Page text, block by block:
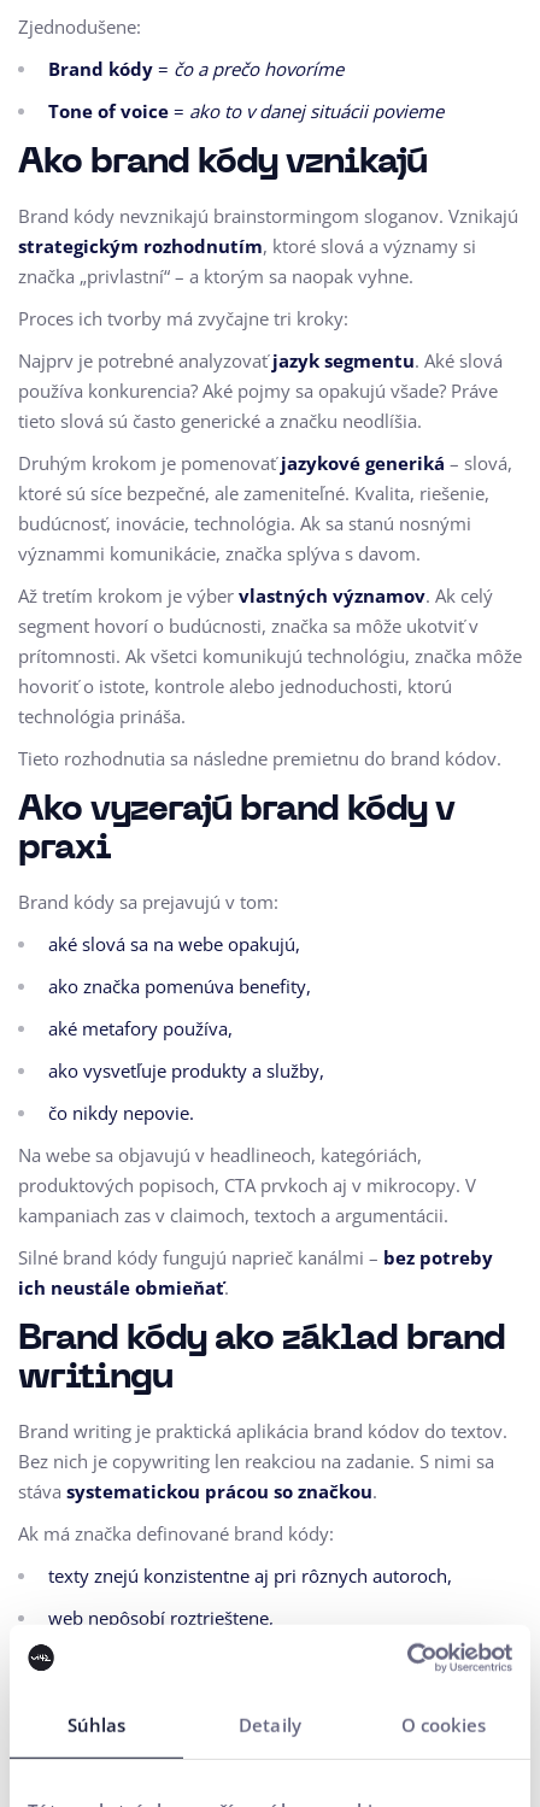
Súhlas Detaily O cookies
Zjednodušene:
Brand kódy = čo a prečo hovoríme
Tone of voice = ako to v danej situácii povieme
Ako brand kódy vznikajú
Brand kódy nevznikajú brainstormingom sloganov. Vznikajú
strategickým rozhodnutím, ktoré slová a významy si
značka „privlastní“ – a ktorým sa naopak vyhne.
Proces ich tvorby má zvyčajne tri kroky:
Najprv je potrebné analyzovaťjazyk segmentu. Aké slová
používa konkurencia? Aké pojmy sa opakujú všade? Práve
tieto slová sú často generické a značku neodlíšia.
Druhým krokom je pomenovaťjazykové generiká – slová,
ktoré sú síce bezpečné, ale zameniteľné. Kvalita, riešenie,
budúcnosť, inovácie, technológia. Ak sa stanú nosnými
význammi komunikácie, značka splýva s davom.
Až tretím krokom je výber vlastných významov. Ak celý
segment hovorí o budúcnosti, značka sa môže ukotviť v
prítomnosti. Ak všetci komunikujú technológiu, značka môže
hovoriť o istote, kontrole alebo jednoduchosti, ktorú
technológia prináša.
Tieto rozhodnutia sa následne premietnu do brand kódov.
Ako vyzerajú brand kódy v
praxi
Brand kódy sa prejavujú v tom:
aké slová sa na webe opakujú,
ako značka pomenúva benefity,
aké metafory používa,
ako vysvetľuje produkty a služby,
čo nikdy nepovie.
Na webe sa objavujú v headlineoch, kategóriách,
produktových popisoch, CTA prvkoch aj v mikrocopy. V
kampaniach zas v claimoch, textoch a argumentácii.
Silné brand kódy fungujú naprieč kanálmi – bez potreby
ich neustále obmieňať.
Brand kódy ako základ brand
writingu
Brand writing je praktická aplikácia brand kódov do textov.
Bez nich je copywriting len reakciou na zadanie. S nimi sa
stáva systematickou prácou so značkou.
Ak má značka definované brand kódy:
texty znejú konzistentne aj pri rôznych autoroch,
web nepôsobí roztrieštene,
komunikácia je rozpoznateľná aj v detailoch,
Práve preto sú brand kódy jedným z najdôležitejších, no